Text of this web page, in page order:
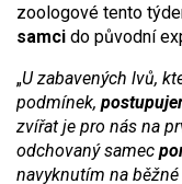
zoologové tento
samci do původní
„U zabavených lvů,
podmínek,
zvířat je pro nás na
odchovaný samec
navyknutím na běžné